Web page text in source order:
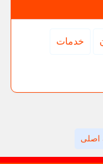
خدمات
اصلی